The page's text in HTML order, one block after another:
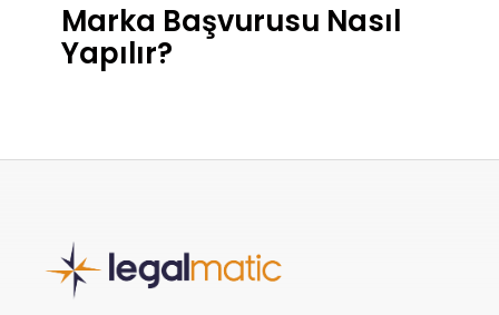
Marka Başvurusu Nasıl
Yapılır?